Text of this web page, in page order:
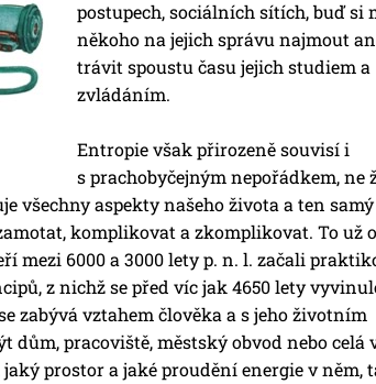
postupech, sociálních sítích, buď si
někoho na jejich správu najmout
trávit spoustu času jejich studiem a
zvládáním.
Entropie však přirozeně souvisí i
s prachobyčejným nepořádkem, ne
všechny aspekty našeho života a ten
komplikovat a zkomplikovat. To už
mezi 6000 a 3000 lety p. n. l. začali
z nichž se před víc jak 4650 lety
zabývá vztahem člověka a s jeho životním
dům, pracoviště, městský obvod nebo celá
prostor a jaké proudění energie v něm,